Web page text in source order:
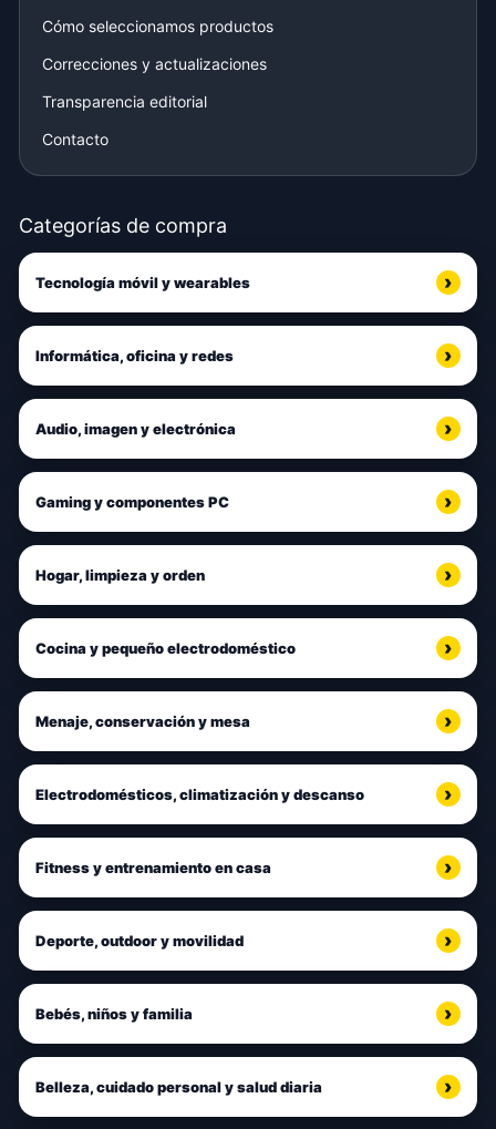
Cómo seleccionamos productos
Correcciones y actualizaciones
Transparencia editorial
Contacto
Categorías de compra
Tecnología móvil y wearables
Informática, oficina y redes
Audio, imagen y electrónica
Gaming y componentes PC
Hogar, limpieza y orden
Cocina y pequeño electrodoméstico
Menaje, conservación y mesa
Electrodomésticos, climatización y descanso
Fitness y entrenamiento en casa
Deporte, outdoor y movilidad
Bebés, niños y familia
Belleza, cuidado personal y salud diaria